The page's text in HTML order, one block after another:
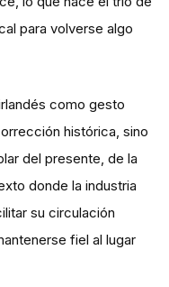
para volverse algo
como gesto
histórica, sino
del presente, de la
donde la industria
su circulación
fiel al lugar